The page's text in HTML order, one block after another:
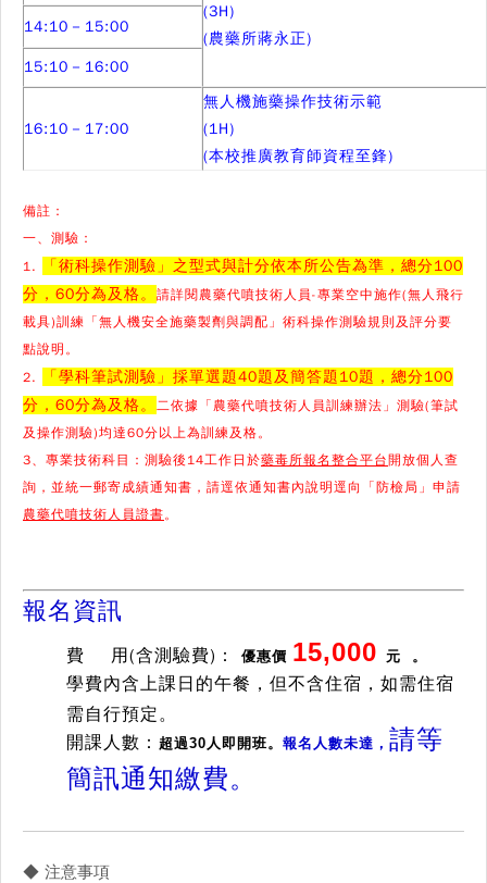
(3H)
(農藥所蔣永正)
14:10－15:00
15:10－16:00
16:10－17:00
無人機施藥操作技術示範
(1H)
(本校推廣教育師資程至鋒)
備註：
一、測驗：
1.
「術科操作測驗」之型式與計分依本所公告為準，總分100
分，60分為及格。 請詳閱農藥代噴技術人員-專業空中施作(無人飛行
載具)訓練「無人機安全施藥製劑與調配」術科操作測驗規則及評分要
點說明。
2.
「學科筆試測驗」採單選題40題及簡答題10題，總分100
分，60分為及格。 二依據「農藥代噴技術人員訓練辦法」測驗(筆試
及操作測驗)均達60分以上為訓練及格。
3、專業技術科目：測驗後14工作日於藥毒所報名整合平台開放個人查
詢，並統一郵寄成績通知書，請逕依通知書內說明逕向「防檢局」申請
農藥代噴技術人員證書。
報名資訊
費 用(含測驗費)： 優惠價 15,000 元 。
學費內含上課日的午餐，但不含住宿，如需住宿
需自行預定。
開課人數： 超過30人即開班。 報名人數未達， 請等
簡訊通知繳費。
◆ 注意事項